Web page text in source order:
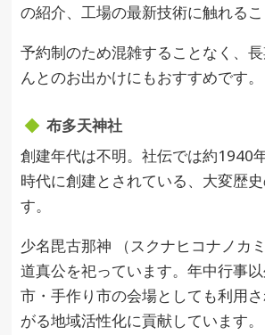
の紹介、工場の最新技術に触れるこ
予約制のため混雑することなく、
んとのお出かけにもおすすめです。
布多天神社
創建年代は不明。社伝では約1940
時代に創建とされている、大変歴
す。
少名毘古那神 （スクナヒコナノカ
道真公を祀っています。年中行事
市・手作り市の会場としても利用
がる地域活性化に貢献しています。